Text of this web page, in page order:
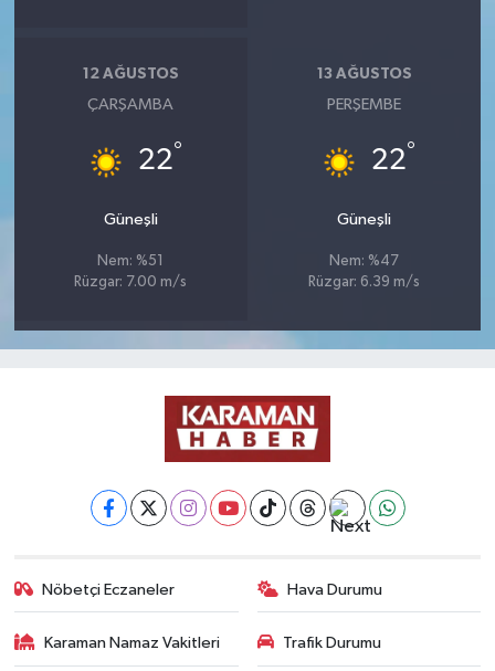
12 AĞUSTOS
ÇARŞAMBA
22°
Güneşli
Nem: %51
Rüzgar: 7.00 m/s
13 AĞUSTOS
PERŞEMBE
22°
Güneşli
Nem: %47
Rüzgar: 6.39 m/s
Nöbetçi Eczaneler Hava Durumu
Karaman Namaz Vakitleri Trafik Durumu